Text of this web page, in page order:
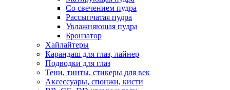
Со свечением пудра
Рассыпчатая пудра
Увлажняющая пудра
Бронзатор
Хайлайтеры
Карандаш для глаз, лайнер
Подводки для глаз
Тени, тинты, стикеры для век
Аксессуары, спонжи, кисти